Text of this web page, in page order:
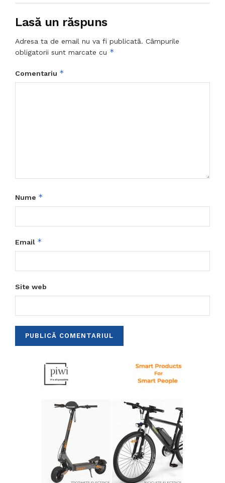
Lasă un răspuns
Adresa ta de email nu va fi publicată. Câmpurile
obligatorii sunt marcate cu *
Comentariu *
Nume *
Email *
Site web